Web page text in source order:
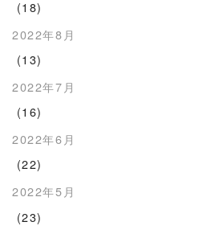
(18)
2022年8月
(13)
2022年7月
(16)
2022年6月
(22)
2022年5月
(23)